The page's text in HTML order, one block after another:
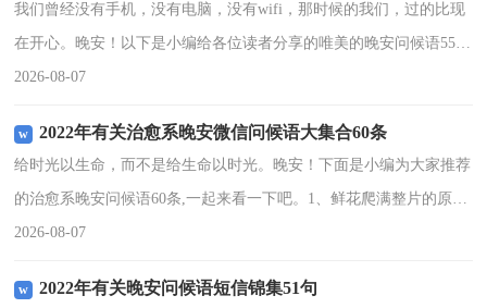
我们曾经没有手机，没有电脑，没有wifi，那时候的我们，过的比现
在开心。晚安！以下是小编给各位读者分享的唯美的晚安问候语55
条,希望能够帮助到大家。1、审判自己比审判别人难多了。如果你成
2026-08-07
2022年有关治愈系晚安微信问候语大集合60条
给时光以生命，而不是给生命以时光。晚安！下面是小编为大家推荐
的治愈系晚安问候语60条,一起来看一下吧。1、鲜花爬满整片的原
野，月光闪耀在波光粼粼的湖面，微风把温馨悄悄吹进你我的心田，
2026-08-07
2022年有关晚安问候语短信锦集51句